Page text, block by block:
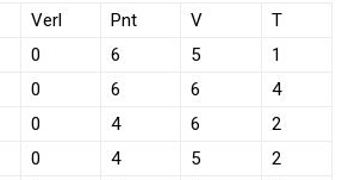
Verl Pnt V
T
0 6 5
1
0 6 6
4
0 4 6
2
0 4 5
2